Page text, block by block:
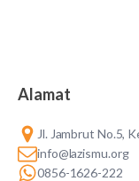
Alamat
Jl. Jambrut No.5,
info@lazismu.org
0856-1626-222